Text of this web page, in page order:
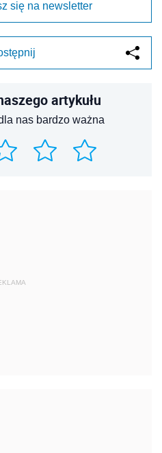
się na newsletter
artykułu
nas bardzo ważna